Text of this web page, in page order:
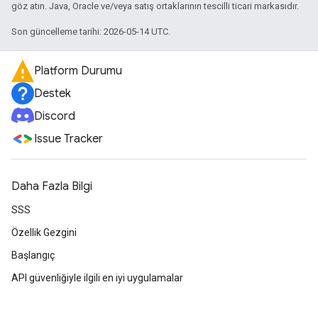
göz atın. Java, Oracle ve/veya satış ortaklarının tescilli ticari markasıdır.
Son güncelleme tarihi: 2026-05-14 UTC.
Platform Durumu
Destek
Discord
Issue Tracker
Daha Fazla Bilgi
SSS
Özellik Gezgini
Başlangıç
API güvenliğiyle ilgili en iyi uygulamalar